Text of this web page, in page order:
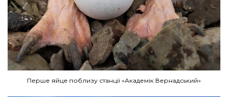
Перше яйце поблизу станції «Академік Вернадський»